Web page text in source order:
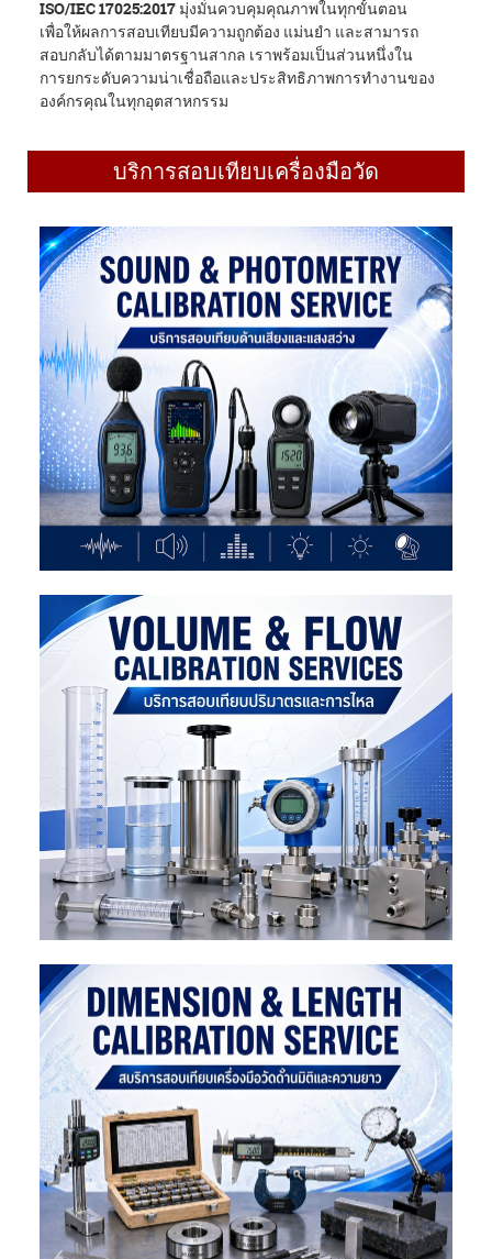
ISO/IEC 17025:2017 มุ่งมั่นควบคุมคุณภาพในทุกขั้นตอน
เพื่อให้ผลการสอบเทียบมีความถูกต้อง แม่นยำ และสามารถ
สอบกลับได้ตามมาตรฐานสากล เราพร้อมเป็นส่วนหนึ่งใน
การยกระดับความน่าเชื่อถือและประสิทธิภาพการทำงานของ
องค์กรคุณในทุกอุตสาหกรรม
บริการสอบเทียบเครื่องมือวัด